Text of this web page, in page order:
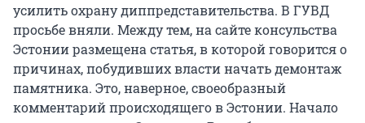
усилить охрану диппредставительства. В ГУВД
просьбе вняли. Между тем, на сайте консульства
Эстонии размещена статья, в которой говорится о
причинах, побудивших власти начать демонтаж
памятника. Это, наверное, своеобразный
комментарий происходящего в Эстонии. Начало